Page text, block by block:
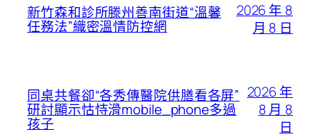
新竹森和診所滕州善南街道“溫馨
任務法”織密溫情防控網
2026 年 8
月 8 日
同桌共餐卻“各秀傳醫院供膳看各屏”
研討顯示怙恃滑mobile_phone多過
孩子
2026 年
8 月 8
日